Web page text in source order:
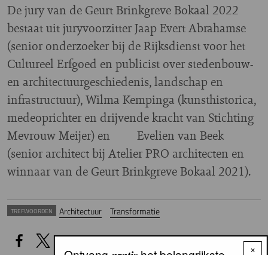
De jury van de Geurt Brinkgreve Bokaal 2022
bestaat uit juryvoorzitter Jaap Evert Abrahamse
(senior onderzoeker bij de Rijksdienst voor het
Cultureel Erfgoed en publicist over stedenbouw-
en architectuurgeschiedenis, landschap en
infrastructuur), Wilma Kempinga (kunsthistorica,
medeoprichter en drijvende kracht van Stichting
Mevrouw Meijer) en Evelien van Beek
(senior architect bij Atelier PRO architecten en
winnaar van de Geurt Brinkgreve Bokaal 2021).
TREFWOORDEN Architectuur Transformatie
×